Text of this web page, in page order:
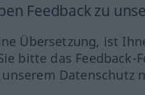
Feedback zu
Übersetzung, ist
bitte das
Datenschutz